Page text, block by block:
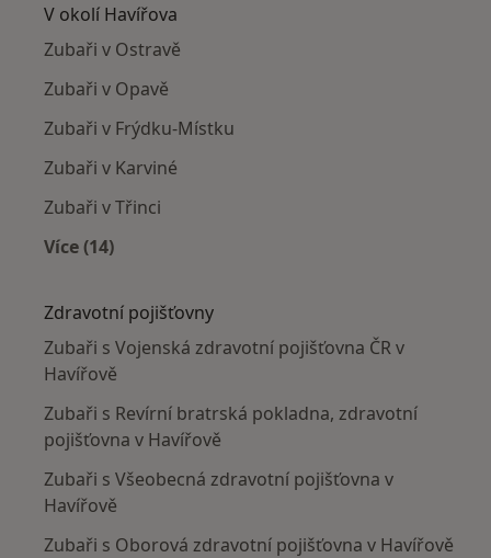
V okolí Havířova
Zubaři v Ostravě
Zubaři v Opavě
Zubaři v Frýdku-Místku
Zubaři v Karviné
Zubaři v Třinci
Více (14)
Zdravotní pojišťovny
Zubaři s Vojenská zdravotní pojišťovna ČR v
Havířově
Zubaři s Revírní bratrská pokladna, zdravotní
pojišťovna v Havířově
Zubaři s Všeobecná zdravotní pojišťovna v
Havířově
Zubaři s Oborová zdravotní pojišťovna v Havířově